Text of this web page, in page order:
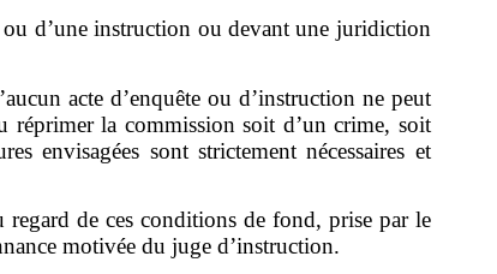
d’une instruction ou devant une juridiction
acte d’enquête ou d’instruction ne peut
réprimer la commission soit d’un crime, soit
envisagées sont strictement nécessaires et
de ces conditions de fond, prise par le
motivée du juge d’instruction.